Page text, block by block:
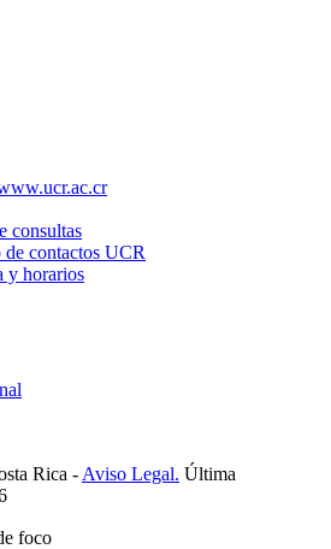
consultas
contactos UCR
y horarios
Rica - Aviso Legal. Última
foco